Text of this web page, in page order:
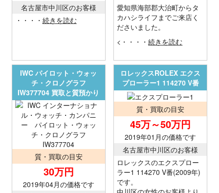
名古屋市中川区のお客様
・・・・ 続きを読む
愛知県海部郡大治町からタ
カハシライフまでご来店く
ださいました。
<・・・・続きを読む
IWC パイロット・ウォッ
チ・クロノグラフ
IW377704 買取と質預かり
質・買取の目安
30万円
2019年04月の価格です
ロレックスROLEX エクス
プローラー1 114270 V番
質・買取の目安
45万～50万円
2019年01月の価格です
名古屋市中川区のお客様
ロレックスのエクスプロー
ラー1 114270 V番(2009年)
です。